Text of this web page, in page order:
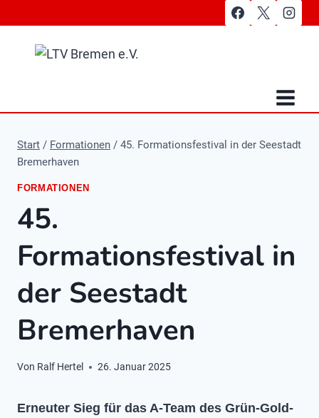
Inhalt
springen
Start / Formationen / 45. Formationsfestival in der Seestadt
Bremerhaven
FORMATIONEN
45.
Formationsfestival in
der Seestadt
Bremerhaven
Von Ralf Hertel 26. Januar 2025
Erneuter Sieg für das A-Team des Grün-Gold-